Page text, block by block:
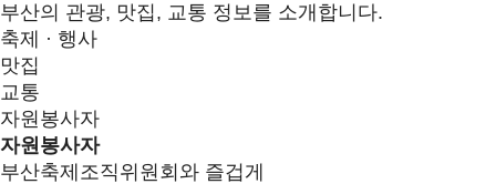
부산의 관광, 맛집, 교통 정보를 소개합니다.
축제 · 행사
맛집
교통
자원봉사자
자원봉사자
부산축제조직위원회와 즐겁게